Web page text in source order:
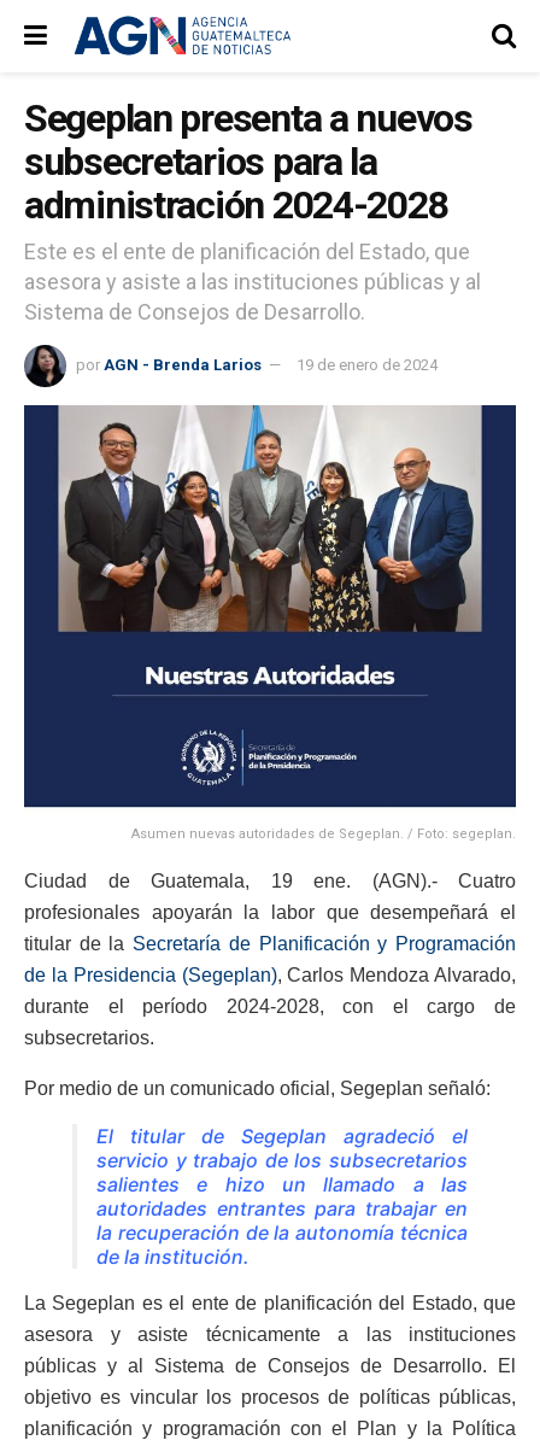
Segeplan presenta a nuevos
subsecretarios para la
administración 2024-2028
Este es el ente de planificación del Estado, que
asesora y asiste a las instituciones públicas y al
Sistema de Consejos de Desarrollo.
por AGN - Brenda Larios 19 de enero de 2024
Asumen nuevas autoridades de Segeplan. / Foto: segeplan.
Ciudad de Guatemala, 19 ene. (AGN).- Cuatro
profesionales apoyarán la labor que desempeñará el
titular de la Secretaría de Planificación y Programación
de la Presidencia (Segeplan), Carlos Mendoza Alvarado,
durante el período 2024-2028, con el cargo de
subsecretarios.
Por medio de un comunicado oficial, Segeplan señaló:
El titular de Segeplan agradeció el
servicio y trabajo de los subsecretarios
salientes e hizo un llamado a las
autoridades entrantes para trabajar en
la recuperación de la autonomía técnica
de la institución.
La Segeplan es el ente de planificación del Estado, que
asesora y asiste técnicamente a las instituciones
públicas y al Sistema de Consejos de Desarrollo. El
objetivo es vincular los procesos de políticas públicas,
planificación y programación con el Plan y la Política